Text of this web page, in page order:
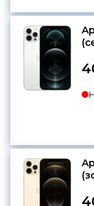
(c